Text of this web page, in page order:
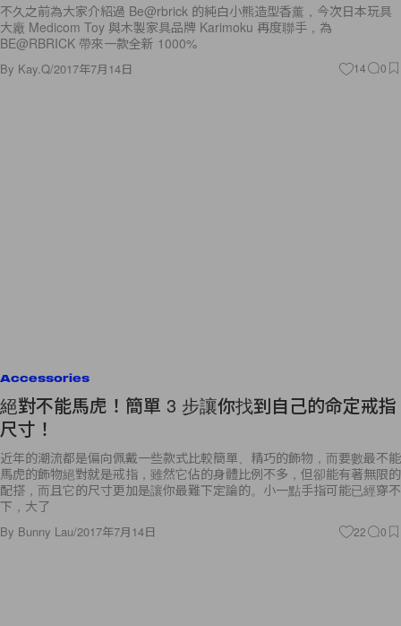
不久之前為大家介紹過 Be@rbrick 的純白小熊造型香薰，今次日本玩具
大廠 Medicom Toy 與木製家具品牌 Karimoku 再度聯手，為
BE@RBRICK 帶來一款全新 1000%
By Kay.Q/2017年7月14日 14 0
Accessories
絕對不能馬虎！簡單 3 步讓你找到自己的命定戒指
尺寸！
近年的潮流都是偏向佩戴一些款式比較簡單、精巧的飾物，而要數最不能
馬虎的飾物絕對就是戒指，雖然它佔的身體比例不多，但卻能有著無限的
配搭，而且它的尺寸更加是讓你最難下定論的。小一點手指可能已經穿不
下，大了
By Bunny Lau/2017年7月14日 22 0